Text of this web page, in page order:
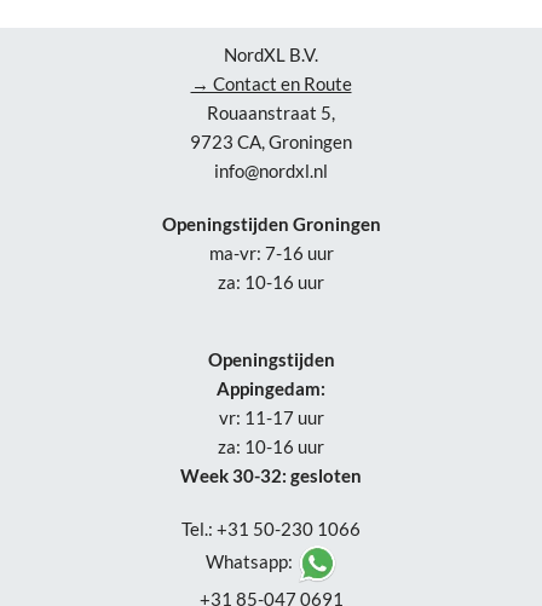
NordXL B.V.
→ Contact en Route
Rouaanstraat 5,
9723 CA, Groningen
info@nordxl.nl
Openingstijden Groningen
ma-vr: 7-16 uur
za: 10-16 uur
Openingstijden
Appingedam:
vr: 11-17 uur
za: 10-16 uur
Week 30-32: gesloten
Tel.: +31 50-230 1066
Whatsapp:
+31 85-047 0691